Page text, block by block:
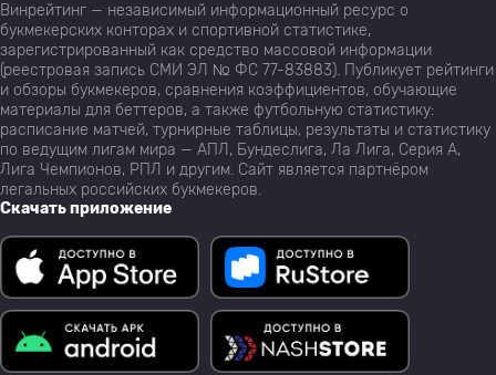
Винрейтинг — независимый информационный ресурс о
букмекерских конторах и спортивной статистике,
зарегистрированный как средство массовой информации
(реестровая запись СМИ ЭЛ № ФС 77-83883). Публикует рейтинги
и обзоры букмекеров, сравнения коэффициентов, обучающие
материалы для беттеров, а также футбольную статистику:
расписание матчей, турнирные таблицы, результаты и статистику
по ведущим лигам мира — АПЛ, Бундеслига, Ла Лига, Серия А,
Лига Чемпионов, РПЛ и другим. Сайт является партнёром
легальных российских букмекеров.
Скачать приложение